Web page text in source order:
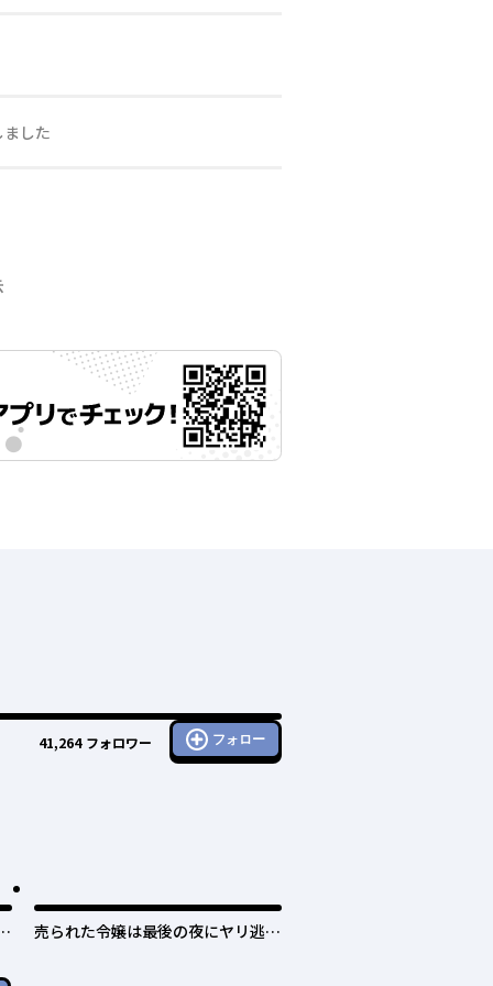
した
41,264 フォロワー フォロー
売られた令嬢は最後の夜にヤリ逃げ